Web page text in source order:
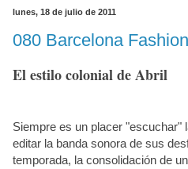
lunes, 18 de julio de 2011
080 Barcelona
El estilo colonial de Abril
Siempre es un placer "escuchar"
editar la banda sonora de sus
temporada, la consolidación de